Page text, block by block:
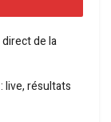
de la
live, résultats